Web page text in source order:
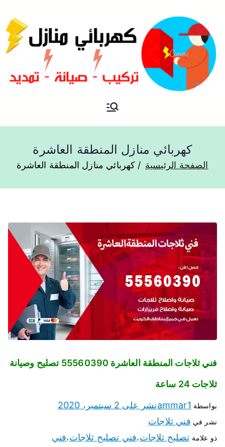
فني كهربائي منازل الكويت
كهربائي منازل المنطقة العاشرة
الصفحة الرئيسية كهربائي منازل المنطقة العاشرة
فني ثلاجات المنطقة العاشرة 55560390 تصليح وصيانة
ثلاجات 24 ساعة
بواسطة ammar1نشر على 2 سبتمبر، 2020
نشر في فني ثلاجات
ذو علامة تصليح ثلاجات،فني تصليح ثلاجات،فني